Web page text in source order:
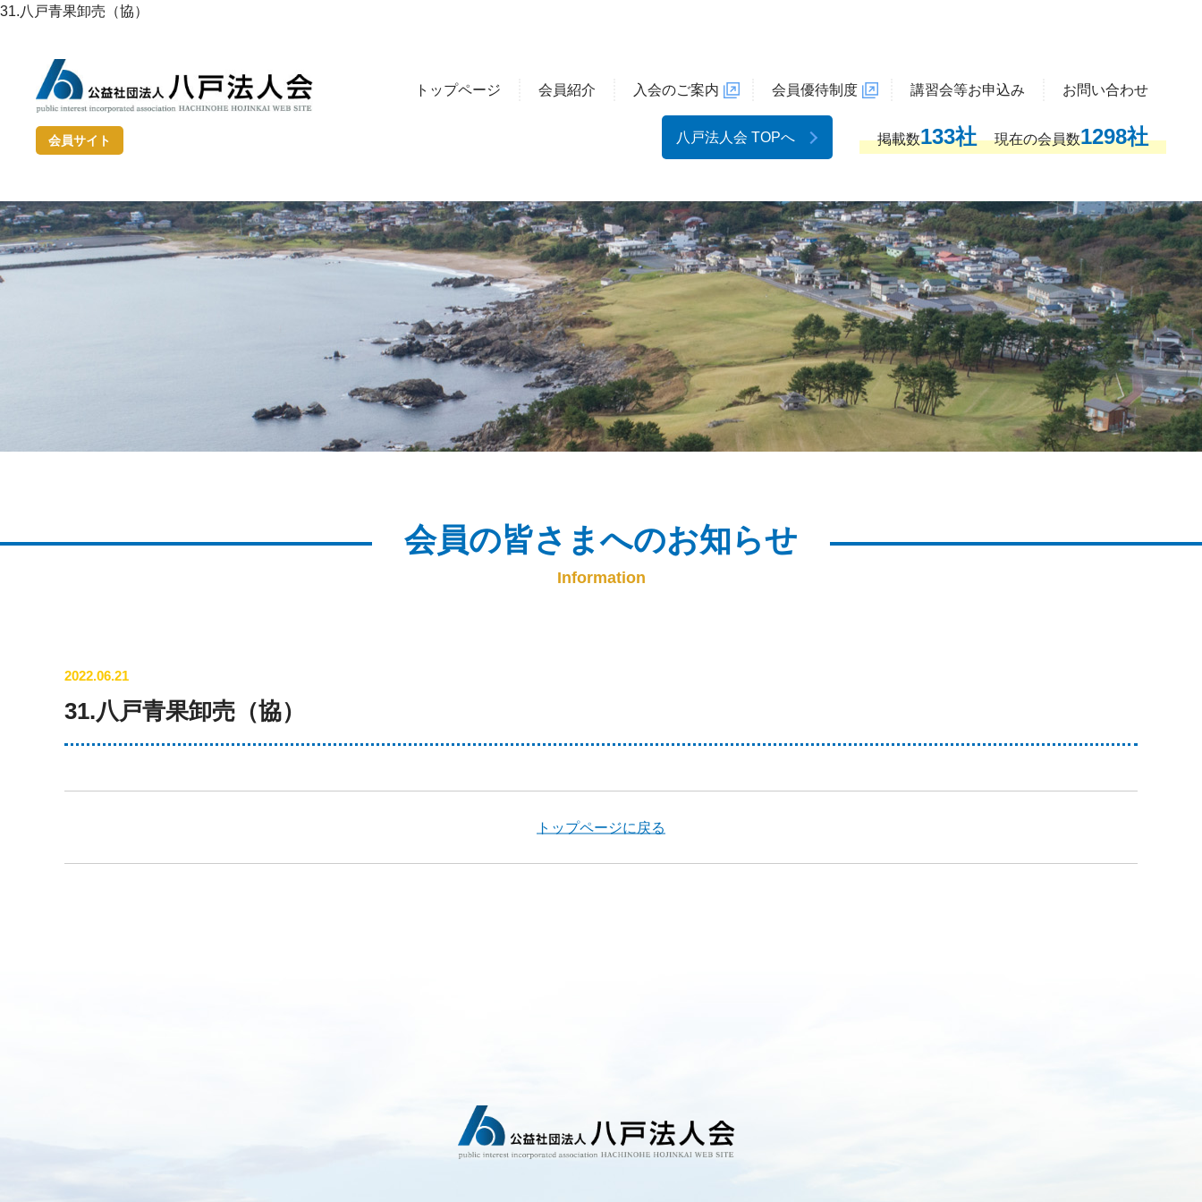
31.八戸青果卸売（協）
会員サイト
トップページ 会員紹介 入会のご案内 会員優待制度 講習会等お申込み お問い合わせ
八戸法人会 TOPへ 掲載数133社 現在の会員数1298社
会員の皆さまへのお知らせ
Information
2022.06.21
31.八戸青果卸売（協）
トップページに戻る